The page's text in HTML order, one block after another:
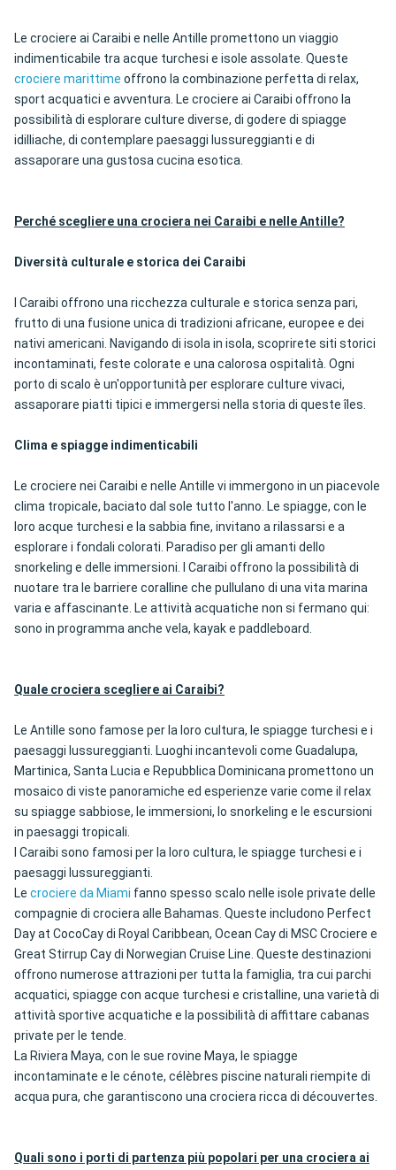
Le crociere ai Caraibi e nelle Antille promettono un viaggio
indimenticabile tra acque turchesi e isole assolate. Queste
crociere marittime offrono la combinazione perfetta di relax,
sport acquatici e avventura. Le crociere ai Caraibi offrono la
possibilità di esplorare culture diverse, di godere di spiagge
idilliache, di contemplare paesaggi lussureggianti e di
assaporare una gustosa cucina esotica.
Perché scegliere una crociera nei Caraibi e nelle Antille?
Diversità culturale e storica dei Caraibi
I Caraibi offrono una ricchezza culturale e storica senza pari,
frutto di una fusione unica di tradizioni africane, europee e dei
nativi americani. Navigando di isola in isola, scoprirete siti storici
incontaminati, feste colorate e una calorosa ospitalità. Ogni
porto di scalo è un'opportunità per esplorare culture vivaci,
assaporare piatti tipici e immergersi nella storia di queste îles.
Clima e spiagge indimenticabili
Le crociere nei Caraibi e nelle Antille vi immergono in un piacevole
clima tropicale, baciato dal sole tutto l'anno. Le spiagge, con le
loro acque turchesi e la sabbia fine, invitano a rilassarsi e a
esplorare i fondali colorati. Paradiso per gli amanti dello
snorkeling e delle immersioni.
I Caraibi offrono la possibilità di
nuotare tra le barriere coralline che pullulano di una vita marina
varia e affascinante. Le attività acquatiche non si fermano qui:
sono in programma anche vela, kayak e paddleboard.
Quale crociera scegliere ai Caraibi?
Le Antille sono famose per la loro cultura, le spiagge turchesi e i
paesaggi lussureggianti. Luoghi incantevoli come Guadalupa,
Martinica, Santa Lucia e Repubblica Dominicana promettono un
mosaico di viste panoramiche ed esperienze varie come il relax
su spiagge sabbiose, le immersioni, lo snorkeling e le escursioni
in paesaggi tropicali.
I Caraibi sono famosi per la loro cultura, le spiagge turchesi e i
paesaggi lussureggianti.
Le crociere da Miami fanno spesso scalo nelle isole private delle
compagnie di crociera alle Bahamas. Queste includono Perfect
Day at CocoCay di Royal Caribbean, Ocean Cay di MSC Crociere e
Great Stirrup Cay di Norwegian Cruise Line. Queste destinazioni
offrono numerose attrazioni per tutta la famiglia, tra cui parchi
acquatici, spiagge con acque turchesi e cristalline, una varietà di
attività sportive acquatiche e la possibilità di affittare cabanas
private per le tende.
La Riviera Maya, con le sue rovine Maya, le spiagge
incontaminate e le cénote, célèbres piscine naturali riempite di
acqua pura, che garantiscono una crociera ricca di découvertes.
Quali sono i porti di partenza più popolari per una crociera ai